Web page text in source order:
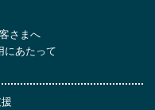
さまへ
にあたって